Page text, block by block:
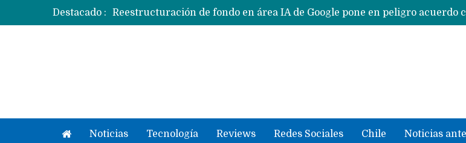
Destacado :
Noticias Tecnología Reviews Redes Sociales Chile Noticias